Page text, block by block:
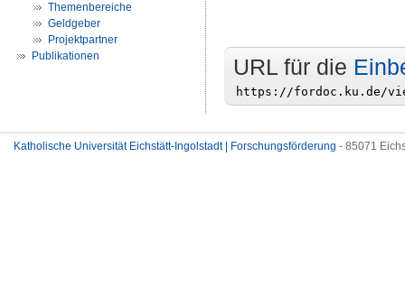
Themenbereiche
Geldgeber
Projektpartner
Publikationen
URL für die
Katholische Universität Eichstätt-Ingolstadt | Forschungsförderung - 85071